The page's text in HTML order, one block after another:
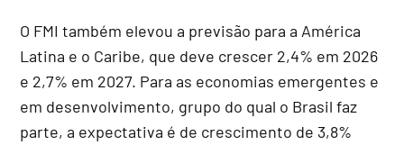
O FMI também elevou a previsão para a América
Latina e o Caribe, que deve crescer 2,4% em 2026
e 2,7% em 2027. Para as economias emergentes e
em desenvolvimento, grupo do qual o Brasil faz
parte, a expectativa é de crescimento de 3,8%